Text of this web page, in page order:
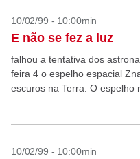
10/02/99 - 10:00min
E não se fez a luz
falhou a tentativa dos
feira 4 o espelho espacial
escuros na Terra. O espelho
10/02/99 - 10:00min